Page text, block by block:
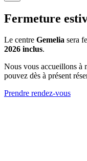
Fermeture
Le centre Gemelia sera
2026 inclus.
Nous vous accueillons à
pouvez dès à présent
Prendre rendez-vous